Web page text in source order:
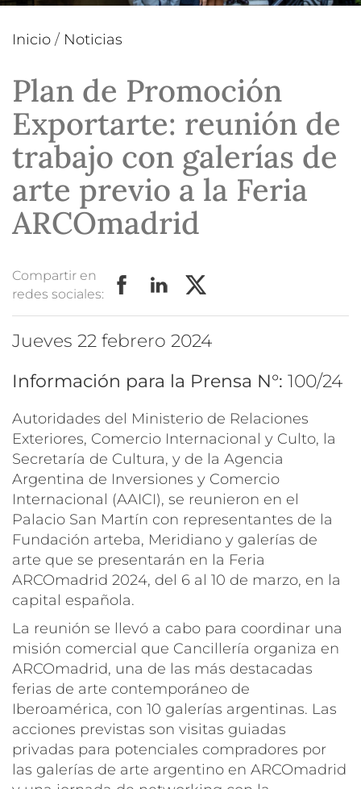
Inicio / Noticias
Plan de Promoción
Exportarte: reunión de
trabajo con galerías de
arte previo a la Feria
ARCOmadrid
Compartir en
redes sociales:
jueves 22 febrero 2024
Información para la Prensa N°: 100/24
Autoridades del Ministerio de Relaciones
Exteriores, Comercio Internacional y Culto, la
Secretaría de Cultura, y de la Agencia
Argentina de Inversiones y Comercio
Internacional (AAICI), se reunieron en el
Palacio San Martín con representantes de la
Fundación arteba, Meridiano y galerías de
arte que se presentarán en la Feria
ARCOmadrid 2024, del 6 al 10 de marzo, en la
capital española.
La reunión se llevó a cabo para coordinar una
misión comercial que Cancillería organiza en
ARCOmadrid, una de las más destacadas
ferias de arte contemporáneo de
Iberoamérica, con 10 galerías argentinas. Las
acciones previstas son visitas guiadas
privadas para potenciales compradores por
las galerías de arte argentino en ARCOmadrid